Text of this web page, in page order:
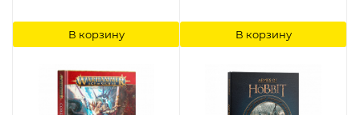
В корзину В корзину